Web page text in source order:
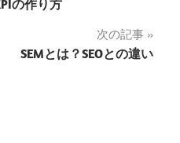
の作り方
次の記事
SEMとは？SEOとの違い